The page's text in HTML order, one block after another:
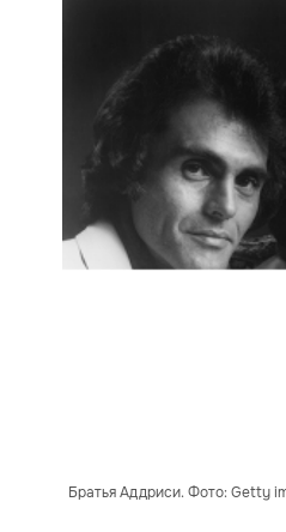
Братья Аддриси. Фото: Getty